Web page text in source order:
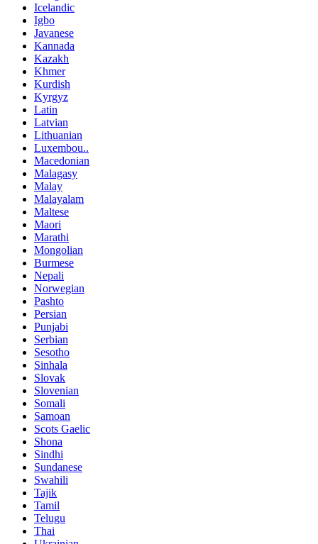
Icelandic
Igbo
Javanese
Kannada
Kazakh
Khmer
Kurdish
Kyrgyz
Latin
Latvian
Lithuanian
Luxembou..
Macedonian
Malagasy
Malay
Malayalam
Maltese
Maori
Marathi
Mongolian
Burmese
Nepali
Norwegian
Pashto
Persian
Punjabi
Serbian
Sesotho
Sinhala
Slovak
Slovenian
Somali
Samoan
Scots Gaelic
Shona
Sindhi
Sundanese
Swahili
Tajik
Tamil
Telugu
Thai